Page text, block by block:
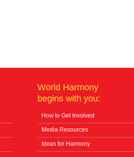
World Harmony
begins with you:
How to Get Involved
Media Resources
Ideas for Harmony